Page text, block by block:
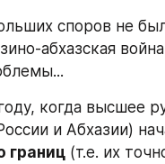
споров не
абхазская
когда высшее
границ (т.е. их